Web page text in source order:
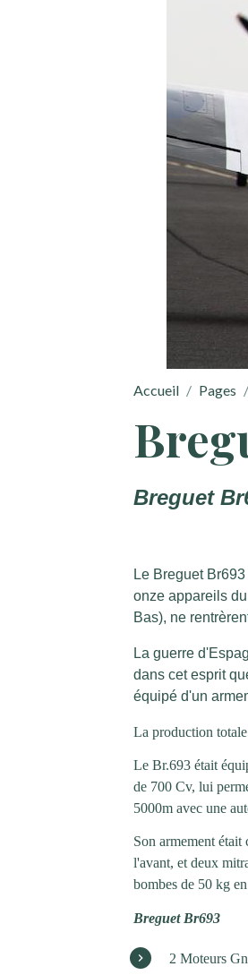
Accueil Pages
Breguet
Le Breguet
onze appareils
Bas), ne
La guerre
dans cet esprit
équipé d'un
La production
Le Br.693 était
de 700 Cv, lui
5000m avec une
Son armement
l'avant, et deux
bombes de 50 kg
Breguet Br693
2 Moteurs